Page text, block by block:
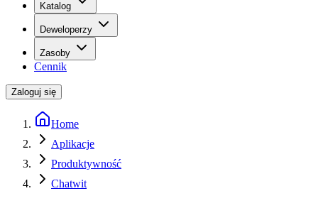
Katalog
Deweloperzy
Zasoby
Cennik
Zaloguj się
Home
Aplikacje
Produktywność
Chatwit